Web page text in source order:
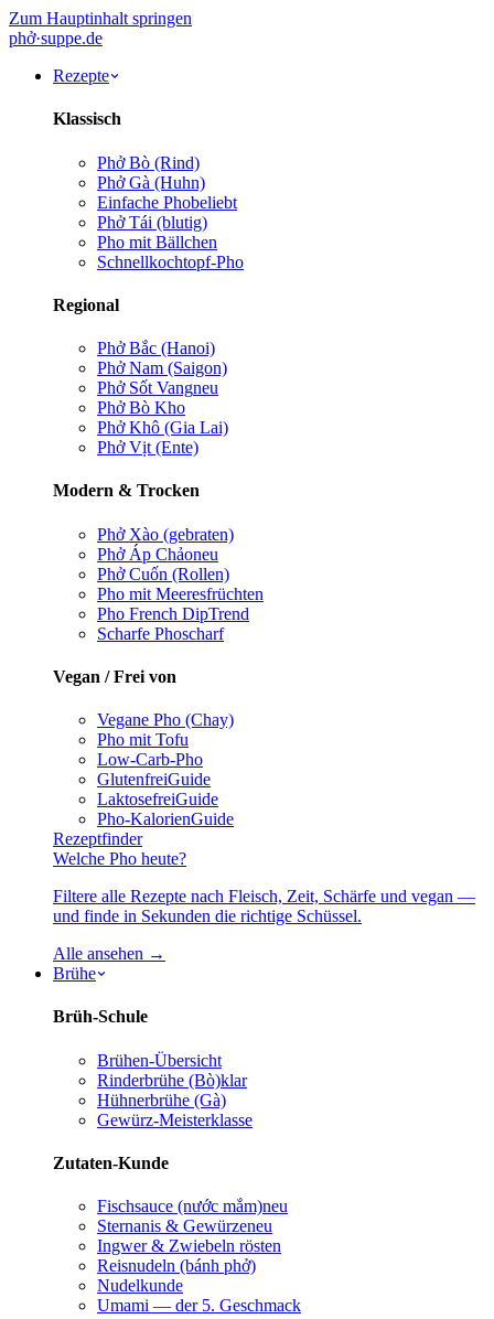
Zum Hauptinhalt springen
phở·suppe.de
Rezepte
Klassisch
Phở Bò (Rind)
Phở Gà (Huhn)
Einfache Phobeliebt
Phở Tái (blutig)
Pho mit Bällchen
Schnellkochtopf-Pho
Regional
Phở Bắc (Hanoi)
Phở Nam (Saigon)
Phở Sốt Vangneu
Phở Bò Kho
Phở Khô (Gia Lai)
Phở Vịt (Ente)
Modern & Trocken
Phở Xào (gebraten)
Phở Áp Chảoneu
Phở Cuốn (Rollen)
Pho mit Meeresfrüchten
Pho French DipTrend
Scharfe Phoscharf
Vegan / Frei von
Vegane Pho (Chay)
Pho mit Tofu
Low-Carb-Pho
GlutenfreiGuide
LaktosefreiGuide
Pho-KalorienGuide
Rezeptfinder
Welche Pho heute?
Filtere alle Rezepte nach Fleisch, Zeit, Schärfe und vegan —
und finde in Sekunden die richtige Schüssel.
Alle ansehen →
Brühe
Brüh-Schule
Brühen-Übersicht
Rinderbrühe (Bò)klar
Hühnerbrühe (Gà)
Gewürz-Meisterklasse
Zutaten-Kunde
Fischsauce (nước mắm)neu
Sternanis & Gewürzeneu
Ingwer & Zwiebeln rösten
Reisnudeln (bánh phở)
Nudelkunde
Umami — der 5. Geschmack